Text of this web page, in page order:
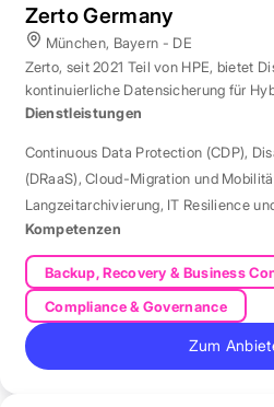
Zerto Germany
München, Bayern - DE
Zerto, seit 2021 Teil von HPE, bietet
kontinuierliche Datensicherung für
Dienstleistungen
Continuous Data Protection (CDP),
(DRaaS),Cloud-Migration und
Langzeitarchivierung, IT Resilience
Kompetenzen
Backup, Recovery & Business
Compliance & Governance
Zum